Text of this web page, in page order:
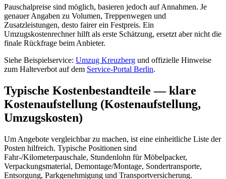
Pauschalpreise sind möglich, basieren jedoch auf Annahmen. Je
genauer Angaben zu Volumen, Treppenwegen und
Zusatzleistungen, desto fairer ein Festpreis. Ein
Umzugskostenrechner hilft als erste Schätzung, ersetzt aber nicht die
finale Rückfrage beim Anbieter.
Siehe Beispielservice: Umzug Kreuzberg und offizielle Hinweise
zum Halteverbot auf dem Service‑Portal Berlin.
Typische Kostenbestandteile — klare
Kostenaufstellung (Kostenaufstellung,
Umzugskosten)
Um Angebote vergleichbar zu machen, ist eine einheitliche Liste der
Posten hilfreich. Typische Positionen sind
Fahr-/Kilometerpauschale, Stundenlohn für Möbelpacker,
Verpackungsmaterial, Demontage/Montage, Sondertransporte,
Entsorgung, Parkgenehmigung und Transportversicherung.